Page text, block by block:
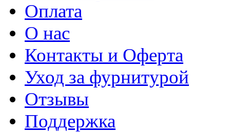
Оплата
О нас
Контакты и Оферта
Уход за фурнитурой
Отзывы
Поддержка